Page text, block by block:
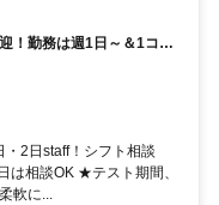
！勤務は週1日～＆1コマ
ベルの数学・英語ができ
2日staff！シフト相談
相談OK ★テスト期間、
に...